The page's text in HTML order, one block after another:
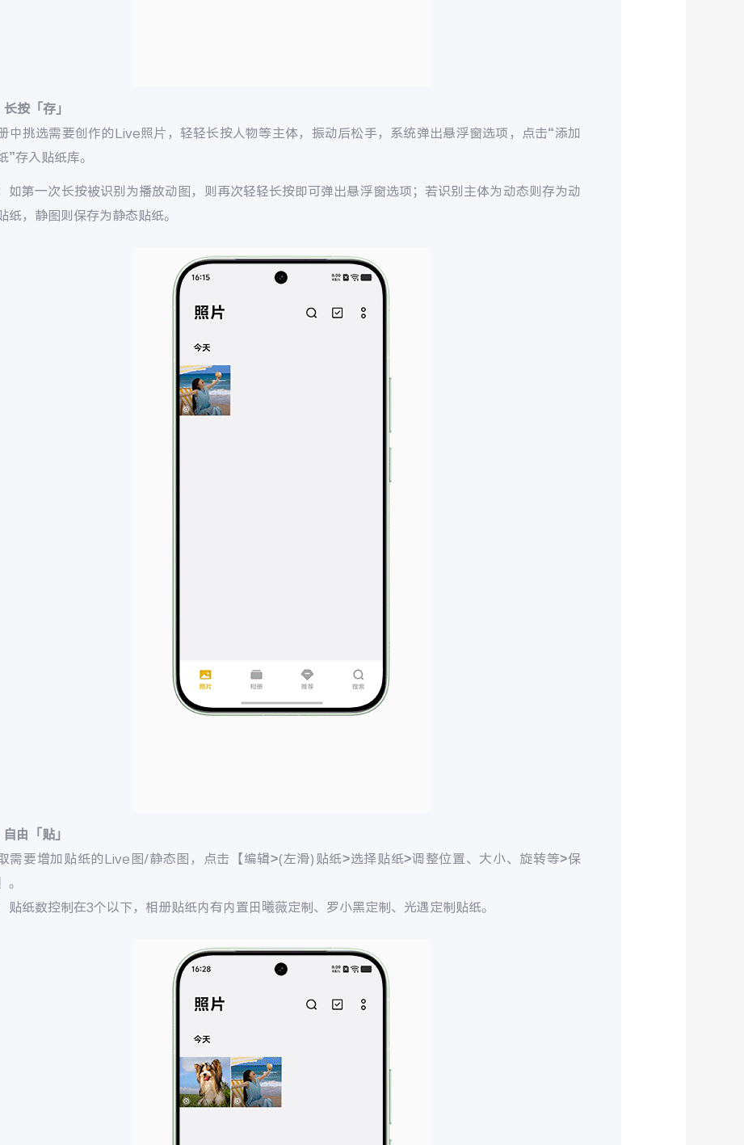
按「存」
中挑选需要创作的Live照片，轻轻长按人物等主体，振动后松手，系统弹出悬浮窗选项，点击“添加
”存入贴纸库。
如第一次长按被识别为播放动图，则再次轻轻长按即可弹出悬浮窗选项；若识别主体为动态则存为动
纸，静图则保存为静态贴纸。
由「贴」
需要增加贴纸的Live图/静态图，点击【编辑>(左滑)贴纸>选择贴纸>调整位置、大小、旋转等>保
。
贴纸数控制在3个以下，相册贴纸内有内置田曦薇定制、罗小黑定制、光遇定制贴纸。